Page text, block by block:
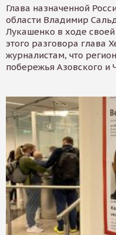
Глава назначенной
области Владимир
Лукашенко в ходе
этого разговора глава
журналистам, что
побережья Азовского и